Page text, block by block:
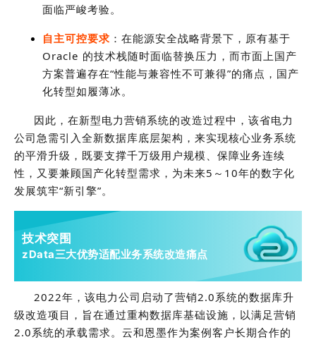
面临严峻考验。
自主可控要求 ：在能源安全战略背景下，原有基于
Oracle 的技术栈随时面临替换压力，而市面上国产
方案普遍存在“性能与兼容性不可兼得”的痛点，国产
化转型如履薄冰。
因此，在新型电力营销系统的改造过程中，该省电力
公司急需引入全新数据库底层架构，来实现核心业务系统
的平滑升级，既要支撑千万级用户规模、保障业务连续
性，又要兼顾国产化转型需求，为未来5～10年的数字化
发展筑牢“新引擎”。
技术突围
zData三大优势适配业务系统改造痛点
2022年，该电力公司启动了营销2.0系统的数据库升
级改造项目，旨在通过重构数据库基础设施，以满足营销
2.0系统的承载需求。云和恩墨作为案例客户长期合作的